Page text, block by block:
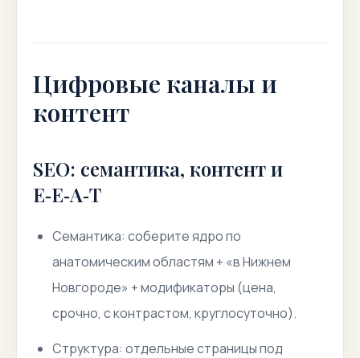
Цифровые каналы и
контент
SEO: семантика, контент и
E‑E‑A‑T
Семантика: соберите ядро по
анатомическим областям + «в Нижнем
Новгороде» + модификаторы (цена,
срочно, с контрастом, круглосуточно).
Структура: отдельные страницы под